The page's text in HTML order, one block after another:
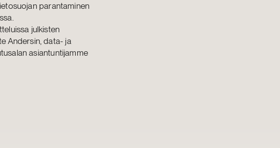
parantaminen
julkisten
Andersin, data- ja
asiantuntijamme